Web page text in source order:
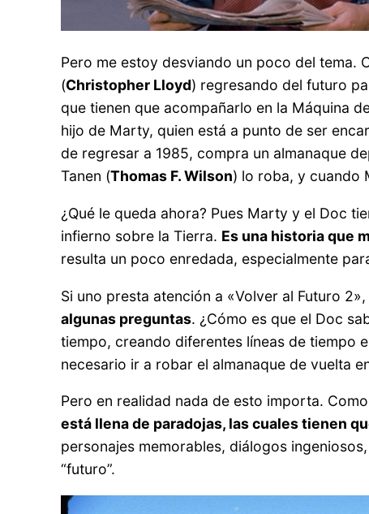
Pero me estoy desviando un poco del
(Christopher Lloyd) regresando del futuro
que tienen que acompañarlo en la Máquina
hijo de Marty, quien está a punto de ser
de regresar a 1985, compra un almanaque
Tanen (Thomas F. Wilson) lo roba, y cuando
¿Qué le queda ahora? Pues Marty y el Doc
infierno sobre la Tierra. Es una historia que
resulta un poco enredada, especialmente
Si uno presta atención a «Volver al Futuro
algunas preguntas. ¿Cómo es que el Doc
tiempo, creando diferentes líneas de tiempo
necesario ir a robar el almanaque de vuelta
Pero en realidad nada de esto importa.
está llena de paradojas, las cuales tienen
personajes memorables, diálogos
“futuro”.